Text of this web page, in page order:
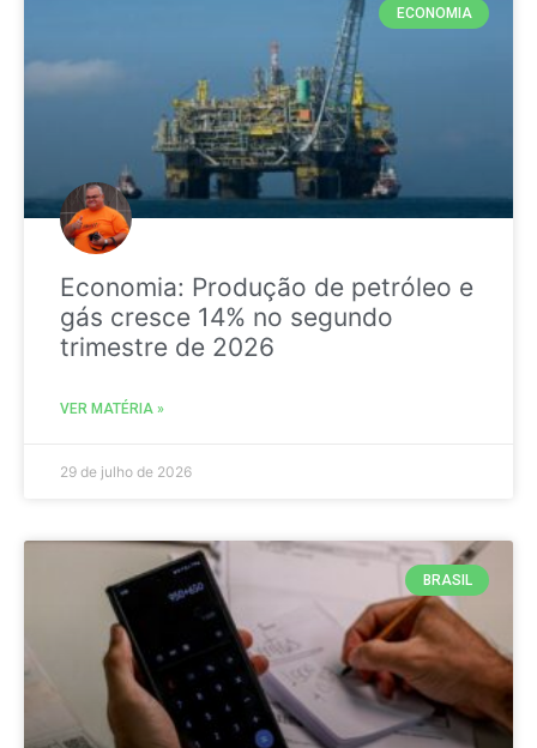
ECONOMIA
Economia: Produção de petróleo e
gás cresce 14% no segundo
trimestre de 2026
VER MATÉRIA »
29 de julho de 2026
BRASIL